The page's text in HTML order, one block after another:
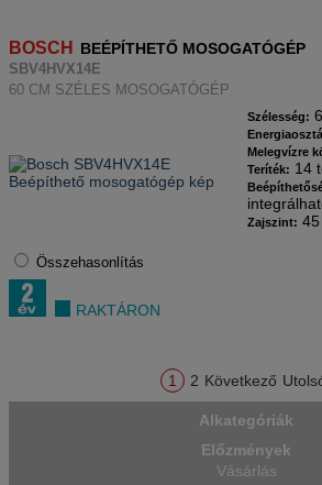
BOSCH BEÉPÍTHETŐ MOSOGATÓGÉP
SBV4HVX14E
60 CM SZÉLES MOSOGATÓGÉP
Szélesség:
Melegvízre
Teríték: 14
Zajszint: 45
Összehasonlítás
RAKTÁRON
1 2 Következő
Alkategóriák
Előzmények
Vásárlás